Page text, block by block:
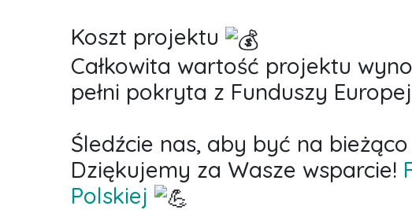
Koszt projektu
Całkowita wartość projektu
pełni pokryta z Funduszy
Śledźcie nas, aby być na
Dziękujemy za Wasze wsparcie!
Polskiej